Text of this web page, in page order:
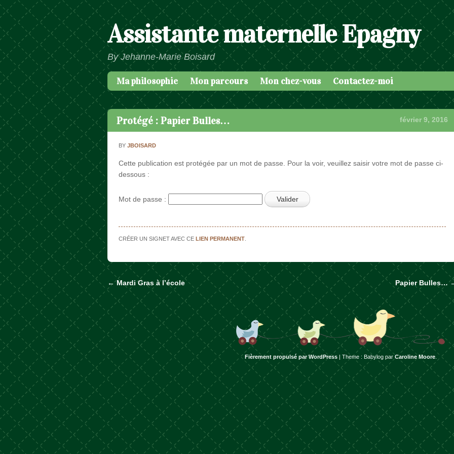
Assistante maternelle Epagny
By Jehanne-Marie Boisard
Menu
Passer au contenu
Ma philosophie Mon parcours Mon chez-vous Contactez-moi
Protégé : Papier Bulles… février 9, 2016
BYJBOISARD
Cette publication est protégée par un mot de passe. Pour la voir, veuillez saisir votre mot de passe ci-
dessous :
Mot de passe :
CRÉER UN SIGNET AVEC CELIEN PERMANENT
Naviguer dans les articles
←Mardi Gras à l’école Papier Bulles…
Fièrement propulsé par WordPress Theme : Babylog par Caroline Moore.